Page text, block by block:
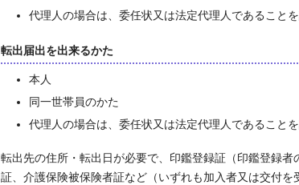
代理人の場合は、委任状又は法定代理人であること
転出届出を出来るかた
本人
同一世帯員のかた
代理人の場合は、委任状又は法定代理人であること
転出先の住所・転出日が必要で、印鑑登録証（印鑑登録
証、介護保険被保険者証など（いずれも加入者又は交付